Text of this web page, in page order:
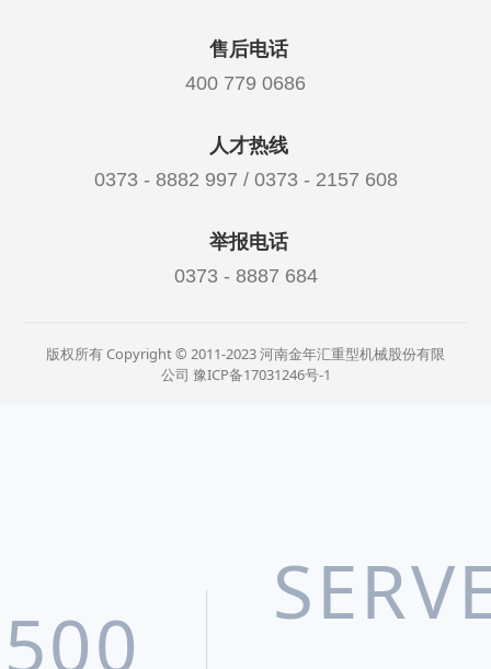
售后电话
400 779 0686
人才热线
0373 - 8882 997 / 0373 - 2157 608
举报电话
0373 - 8887 684
版权所有 Copyright © 2011-2023 河南金年汇重型机械股份有限
公司 豫ICP备17031246号-1
500